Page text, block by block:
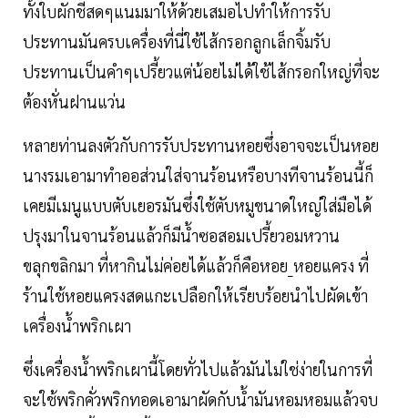
ทั้งใบผักชีสดๆแนมมาให้ด้วยเสมอไปทำให้การรับ
ประทานมันครบเครื่องที่นี่ใช้ไส้กรอกลูกเล็กจิ้มรับ
ประทานเป็นคำๆเปรี้ยวแต่น้อยไม่ได้ใช้ไส้กรอกใหญ่ที่จะ
ต้องหั่นฝานแว่น
หลายท่านลงตัวกับการรับประทานหอยซึ่งอาจจะเป็นหอย
นางรมเอามาทำออส่วนใส่จานร้อนหรือบางทีจานร้อนนี้ก็
เคยมีเมนูแบบตับเยอรมันซึ่งใช้ตับหมูขนาดใหญ่ใส่มือได้
ปรุงมาในจานร้อนแล้วก็มีน้ำซอสอมเปรี้ยวอมหวาน
ขลุกขลิกมา ที่หากินไม่ค่อยได้แล้วก็คือหอย_หอยแครง ที่
ร้านใช้หอยแครงสดแกะเปลือกให้เรียบร้อยนำไปผัดเข้า
เครื่องน้ำพริกเผา
ซึ่งเครื่องน้ำพริกเผานี้โดยทั่วไปแล้วมันไม่ใช่ง่ายในการที่
จะใช้พริกคั่วพริกทอดเอามาผัดกับน้ำมันหอมหอมแล้วจบ